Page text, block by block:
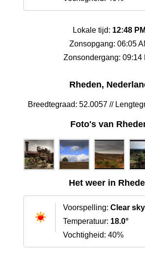
Lokale tijd: 12:48 PM
Zonsopgang: 06:05
Zonsondergang: 09:14
Rheden,
Breedtegraad: 52.0057 //
Foto's van
Het weer in
Voorspelling: Clear sky
Temperatuur: 18.0°
Vochtigheid: 40%